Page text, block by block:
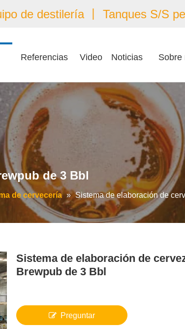
de destilería 丨 Tanques S/S
Referencias Video Noticias Sobre
de 3 Bbl
de cervecería » Sistema de elaboración de
Sistema de elaboración de
Brewpub de 3 Bbl
Preguntar